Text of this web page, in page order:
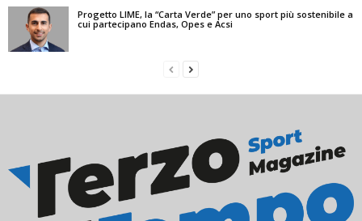
Progetto LIME, la “Carta Verde” per uno sport più sostenibile a
cui partecipano Endas, Opes e Acsi